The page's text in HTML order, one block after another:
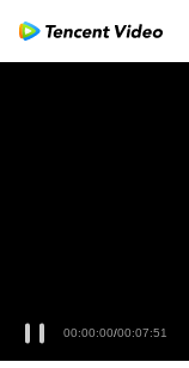
00:00:00/00:07:51